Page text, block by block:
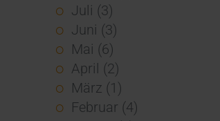
Juli (3)
Juni (3)
Mai (6)
April (2)
März (1)
Februar (4)